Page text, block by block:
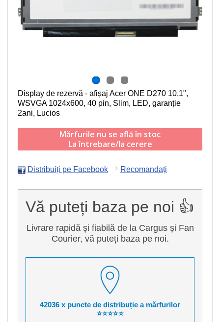
Display de rezervă - afișaj Acer ONE D270 10,1",
WSVGA 1024x600, 40 pin, Slim, LED, garanție
2ani, Lucios
Mărfurile nu se află în stoc
La întrebare/la cerere
Distribuiți pe Facebook Recomandați
Vă puteți baza pe noi 👍
Livrare rapidă și fiabilă de la Cargus și Fan
Courier, vă puteți baza pe noi.
42036 x puncte de distribuție a mărfurilor
⭐⭐⭐⭐⭐